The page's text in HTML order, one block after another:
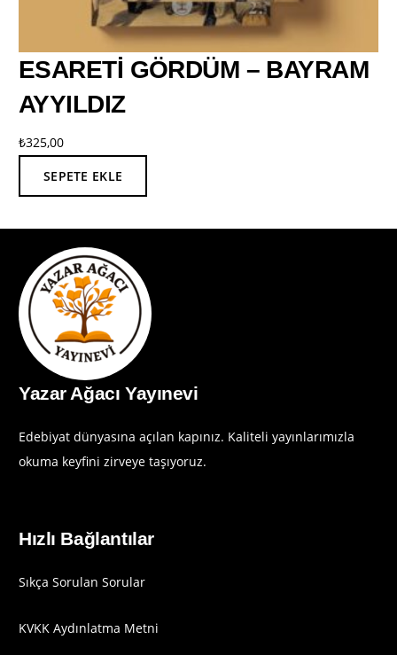
ESARETİ GÖRDÜM – BAYRAM
AYYILDIZ
₺325,00
SEPETE EKLE
Yazar Ağacı Yayınevi
Edebiyat dünyasına açılan kapınız. Kaliteli yayınlarımızla
okuma keyfini zirveye taşıyoruz.
Hızlı Bağlantılar
Sıkça Sorulan Sorular
KVKK Aydınlatma Metni